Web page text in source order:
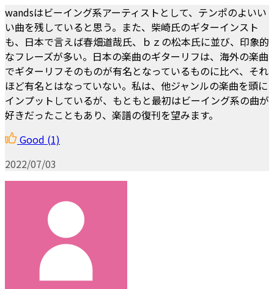
wandsはビーイング系アーティストとして、テンポのよいい
い曲を残していると思う。また、柴崎氏のギターインスト
も、日本で言えば春畑道哉氏、ｂｚの松本氏に並び、印象的
なフレーズが多い。日本の楽曲のギターリフは、海外の楽曲
でギターリフそのものが有名となっているものに比べ、それ
ほど有名とはなっていない。私は、他ジャンルの楽曲を頭に
インプットしているが、もともと最初はビーイング系の曲が
好きだったこともあり、楽譜の復刊を望みます。
Good (1)
2022/07/03